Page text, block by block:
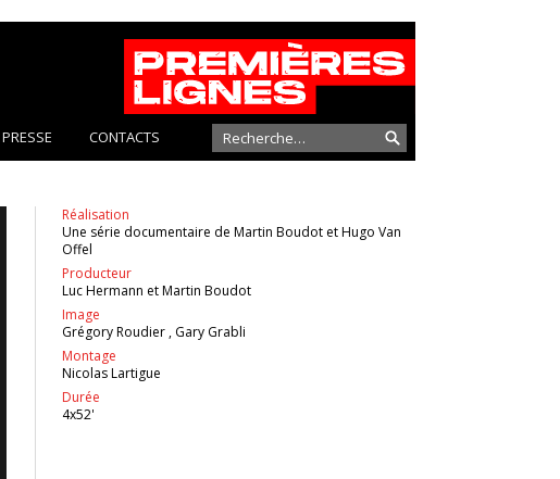
PRESSE CONTACTS
Réalisation
Une série documentaire de Martin Boudot et Hugo Van
Offel
Producteur
Luc Hermann et Martin Boudot
Image
Grégory Roudier , Gary Grabli
Montage
Nicolas Lartigue
Durée
4x52'